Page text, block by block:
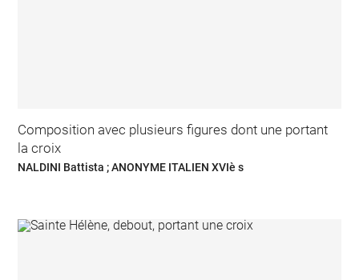
Composition avec plusieurs figures dont une portant
la croix
NALDINI Battista ; ANONYME ITALIEN XVIè s